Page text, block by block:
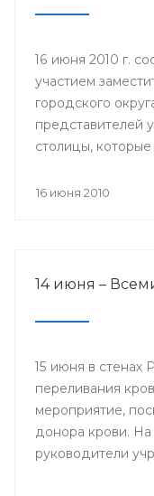
16 июня 2010 г.
участием
городского
представителей
столицы,
заседанию
16 июня 2010
14 июня –
15 июня в стенах
переливания
мероприятие,
донора крови. На
руководители